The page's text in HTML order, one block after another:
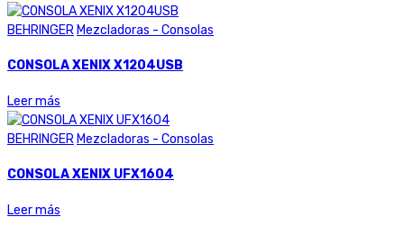
BEHRINGER Mezcladoras - Consolas
CONSOLA XENIX X1204USB
Leer más
BEHRINGER Mezcladoras - Consolas
CONSOLA XENIX UFX1604
Leer más